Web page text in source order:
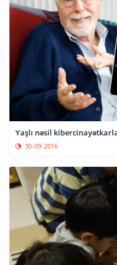
Yaşlı nəsil
30-09-2016